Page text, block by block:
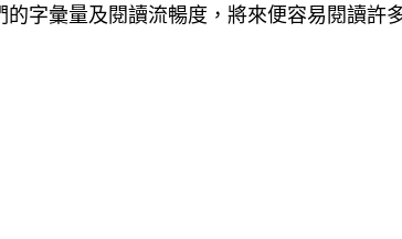
字彙量及閱讀流暢度，將來便容易閱讀許